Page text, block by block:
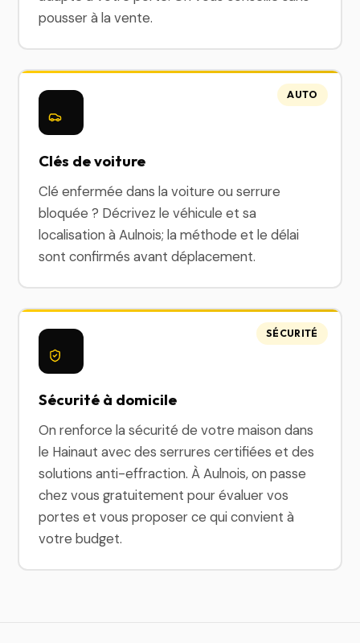
pousser à la vente.
Clés de voiture
Clé enfermée dans la voiture ou serrure
bloquée ? Décrivez le véhicule et sa
localisation à Aulnois; la méthode et le délai
sont confirmés avant déplacement.
AUTO
Sécurité à domicile
On renforce la sécurité de votre maison dans
le Hainaut avec des serrures certifiées et des
solutions anti-effraction. À Aulnois, on passe
chez vous gratuitement pour évaluer vos
portes et vous proposer ce qui convient à
votre budget.
SÉCURITÉ